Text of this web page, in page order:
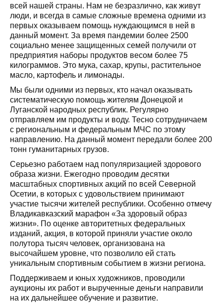
всей нашей страны. Нам не безразлично, как живут
люди, и всегда в самые сложные времена одними из
первых оказываем помощь нуждающимся в ней в
данный момент. За время пандемии более 2500
социально менее защищенных семей получили от
предприятия наборы продуктов весом более 75
килограммов. Это мука, сахар, крупы, растительное
масло, картофель и лимонады.
Мы были одними из первых, кто начал оказывать
систематическую помощь жителям Донецкой и
Луганской народных республик. Регулярно
отправляем им продукты и воду. Тесно сотрудничаем
с региональным и федеральным МЧС по этому
направлению. На данный момент передали более 200
тонн гуманитарных грузов.
Серьезно работаем над популяризацией здорового
образа жизни. Ежегодно проводим десятки
масштабных спортивных акций по всей Северной
Осетии, в которых с удовольствием принимают
участие тысячи жителей республики. Особенно отмечу
Владикавказский марафон «За здоровый образ
жизни». По оценке авторитетных федеральных
изданий, акция, в которой приняли участие около
полутора тысяч человек, организована на
высочайшем уровне, что позволило ей стать
уникальным спортивным событием в жизни региона.
Поддерживаем и юных художников, проводили
аукционы их работ и вырученные деньги направили
на их дальнейшее обучение и развитие.